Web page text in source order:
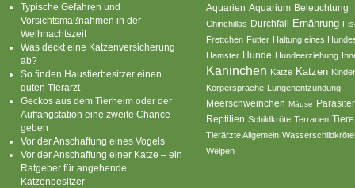
Typische Gefahren und
Vorsichtsmaßnahmen in der
Weihnachtszeit
Was deckt eine Katzenversicherung
ab?
So finden Haustierbesitzer einen
guten Tierarzt
Geckos aus dem Tierheim oder der
Auffangstation eine zweite Chance
geben
Vor der Anschaffung eines Vogels
Vor der Anschaffung einer Katze – ein
Ratgeber für angehende
Katzenbesitzer
Aquarien Aquarium Beleuchtung
Chinchillas Durchfall Ernährung
Frettchen Futter Haltung eines
Hamster Hunde Hundeerziehung
Kaninchen Katze Katzen
Körpersprache Lungenentzündung
Meerschweinchen Mäuse
Reptilien Schildkröte Terrarien Tiere
Tierärzte Allgemein
Welpen